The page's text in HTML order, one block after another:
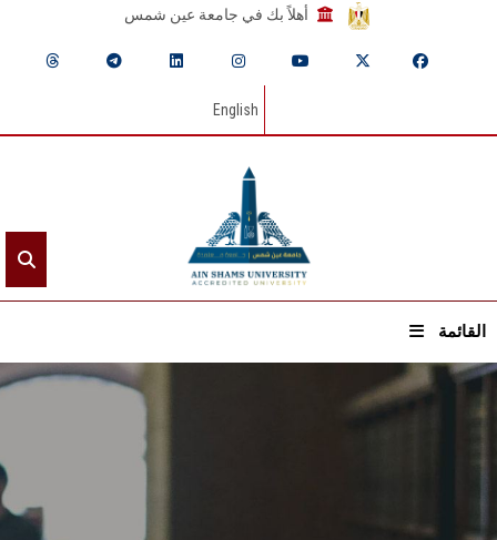
أهلاً بك في جامعة عين شمس
English
القائمة
الرئيسيـة
القطاعـات